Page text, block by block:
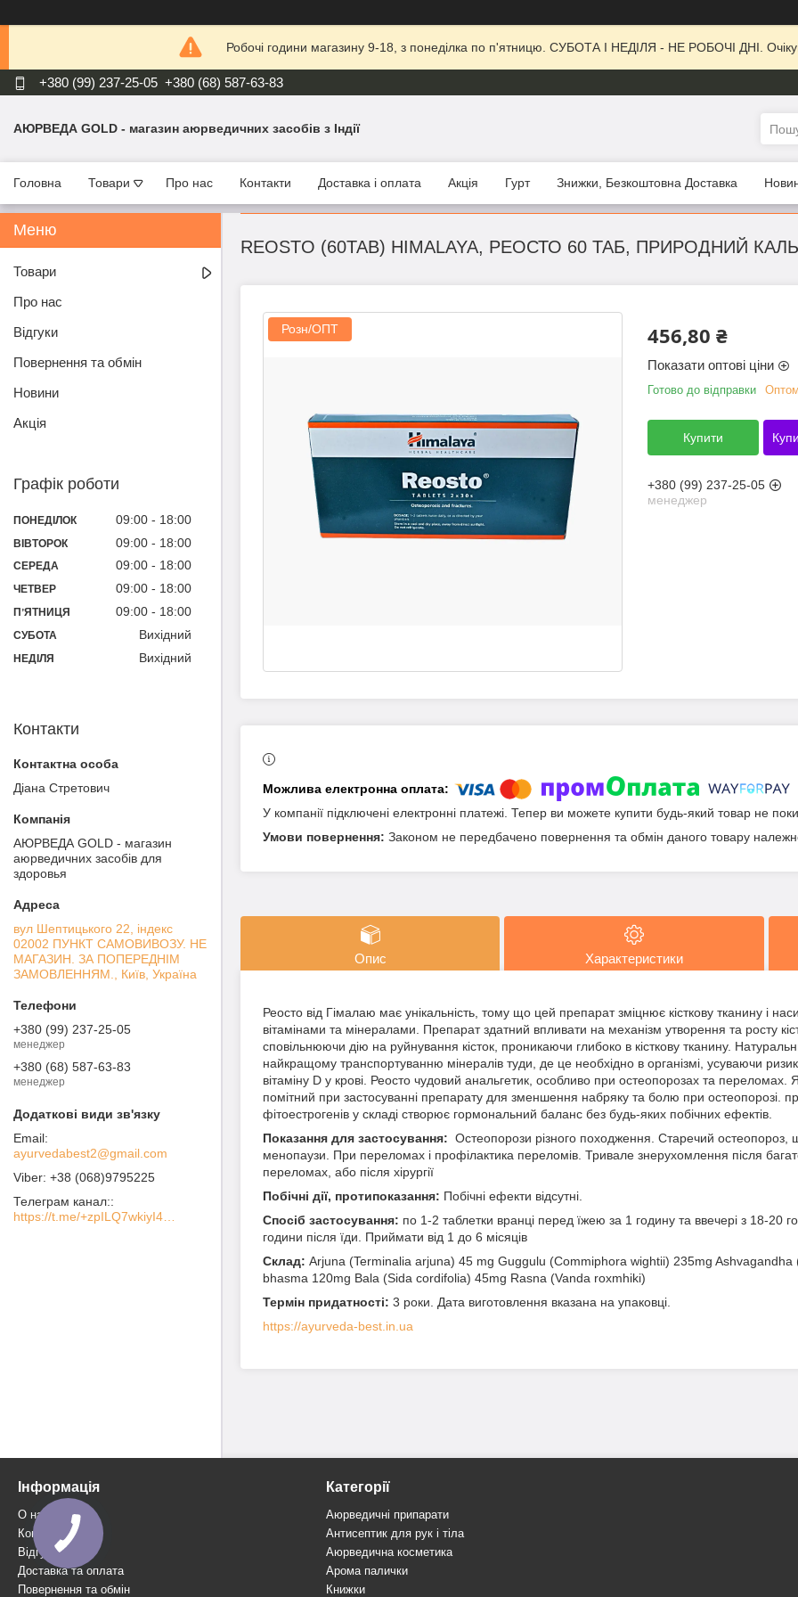
Робочі години магазину 9-18, з понеділка по п'ятницю. СУБОТА І НЕДІЛЯ - НЕ РОБОЧІ ДНІ.
+380 (99) 237-25-05 +380 (68) 587-63-83
АЮРВЕДА GOLD - магазин аюрведичних засобів з Індії
Головна Товари Про нас Контакти Доставка і оплата Акція Гурт Знижки, Безкоштовна Доставка
REOSTO (60TAB) HIMALAYA, РЕОСТО 60 ТАБ, ПРИРОДНИЙ
Розн/ОПТ 456,80 ₴
Показати оптові ціни
Готово до відправки Оптом
Купити
+380 (99) 237-25-05
менеджер
У компанії підключені електронні платежі. Тепер ви можете купити будь-який товар не
Законом не передбачено повернення та обмін даного товару
Опис Характеристики
Реосто від Гімалаю має унікальність, тому що цей препарат зміцнює кісткову тканину і
вітамінами та мінералами. Препарат здатний впливати на механізм утворення та росту
сповільнюючи дію на руйнування кісток, проникаючи глибоко в кісткову тканину.
найкращому транспортуванню мінералів туди, де це необхідно в організмі, усуваючи
вітаміну D у крові. Реосто чудовий анальгетик, особливо при остеопорозах та
помітний при застосуванні препарату для зменшення набряку та болю при остеопорозі.
фітоестрогенів у складі створює гормональний баланс без будь-яких побічних ефектів.
Показання для застосування: Остеопорози різного походження. Старечий остеопороз,
менопаузи. При переломах і профілактика переломів. Тривале знерухомлення після
переломах, або після хірургії
Побічні дії, протипоказання: Побічні ефекти відсутні.
Спосіб застосування: по 1-2 таблетки вранці перед їжею за 1 годину та ввечері з 18-20
години після їди. Приймати від 1 до 6 місяців
Склад: Arjuna (Terminalia arjuna) 45 mg Guggulu (Commiphora wightii) 235mg
bhasma 120mg Bala (Sida cordifolia) 45mg Rasna (Vanda roxmhiki)
Термін придатності: 3 роки. Дата виготовлення вказана на упаковці.
https://ayurveda-best.in.ua
Товари
Про нас
Відгуки
Повернення та обмін
Новини
Акція
Графік роботи
ПОНЕДІЛОК 09:00 18:00
ВІВТОРОК 09:00 18:00
СЕРЕДА 09:00 18:00
ЧЕТВЕР 09:00 18:00
ПʼЯТНИЦЯ 09:00 18:00
СУБОТА Вихідний
НЕДІЛЯ Вихідний
Контакти
Діана Cтретович
АЮРВЕДА GOLD - магазин
аюрведичних засобів для
здоровья
вул Шептицького 22, індекс
02002 ПУНКТ САМОВИВОЗУ. НЕ
МАГАЗИН. ЗА ПОПЕРЕДНІМ
ЗАМОВЛЕННЯМ., Київ, Україна
+380 (99) 237-25-05
менеджер
+380 (68) 587-63-83
менеджер
ayurvedabest2@gmail.com
+38 (068)9795225
Телеграм канал:
Інформація
О нас
Контакти
Відгуки
Доставка та оплата
Повернення та обмін
Категорії
Аюрведичні припарати
Антисептик для рук і тіла
Аюрведична косметика
Арома палички
Книжки